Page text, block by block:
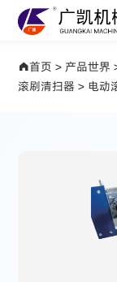
产品世界 驱动矿
首页 >产品世界
滚刷清扫器 > 电动